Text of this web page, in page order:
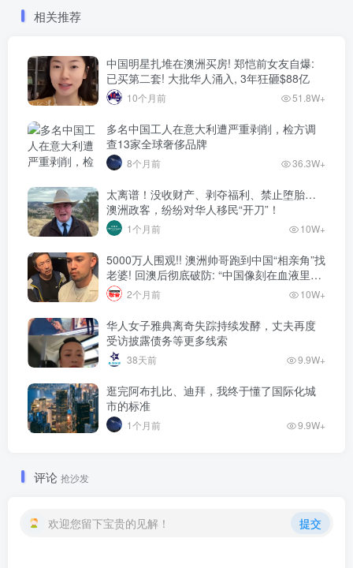
相关推荐
中国明星扎堆在澳洲买房! 郑恺前女友自爆:
已买第二套! 大批华人涌入, 3年狂砸$88亿
10个月前 51.8W+
多名中国工人在意大利遭严重剥削，检方调
查13家全球奢侈品牌
8个月前 36.3W+
太离谱！没收财产、剥夺福利、禁止堕胎…
澳洲政客，纷纷对华人移民“开刀”！
1个月前 10W+
5000万人围观!! 澳洲帅哥跑到中国“相亲角”找
老婆! 回澳后彻底破防: “中国像刻在血液里的
家”! 全网疯狂热议…
2个月前 10W+
华人女子雅典离奇失踪持续发酵，丈夫再度
受访披露债务等更多线索
38天前 9.9W+
逛完阿布扎比、迪拜，我终于懂了国际化城
市的标准
1个月前 9.9W+
评论 抢沙发
欢迎您留下宝贵的见解！ 提交